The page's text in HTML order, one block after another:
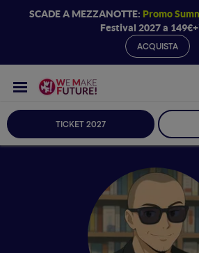
SCADE A MEZZANOTTE: Promo
Festival 2027 a
ACQUISTA
TICKET 2027